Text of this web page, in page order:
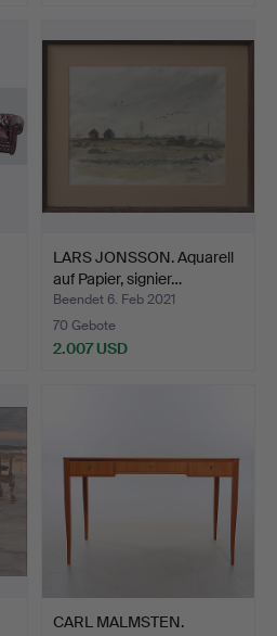
LARS JONSSON. Aquarell
auf Papier, signier…
Beendet 6. Feb 2021
70 Gebote
2.007 USD
CARL MALMSTEN.